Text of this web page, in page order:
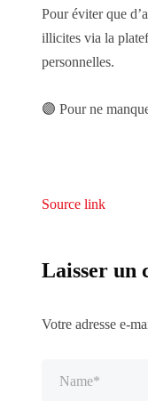
Pour éviter que
illicites via la
personnelles.
🟣 Pour ne
Source link
Laisser un
Votre adresse e-